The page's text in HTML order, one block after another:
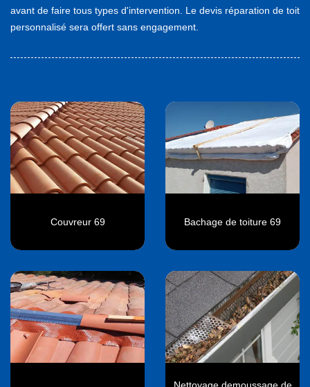
avant de faire tous types d'intervention. Le devis réparation de toit
personnalisé sera offert sans engagement.
Couvreur 69 Bachage de toiture 69